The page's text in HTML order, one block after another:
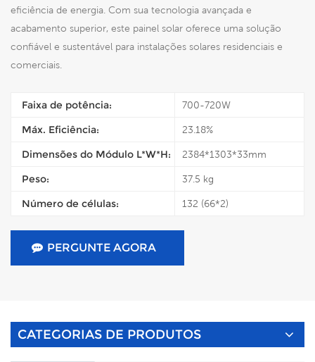
eficiência de energia. Com sua tecnologia avançada e
acabamento superior, este painel solar oferece uma solução
confiável e sustentável para instalações solares residenciais e
comerciais.
Faixa de potência: 700-720W
Máx. Eficiência: 23.18%
Dimensões do Módulo L*W*H: 2384*1303*33mm
Peso: 37.5 kg
Número de células: 132 (66*2)
PERGUNTE AGORA
CATEGORIAS DE PRODUTOS